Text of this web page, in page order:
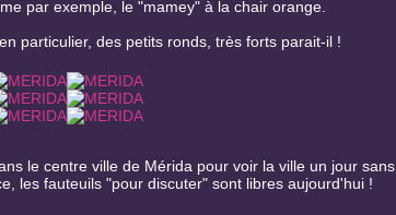
par exemple, le "mamey" à la chair orange.
particulier, des petits ronds, très forts parait-il !
le centre ville de Mérida pour voir la ville un jour sans
les fauteuils "pour discuter" sont libres aujourd'hui !